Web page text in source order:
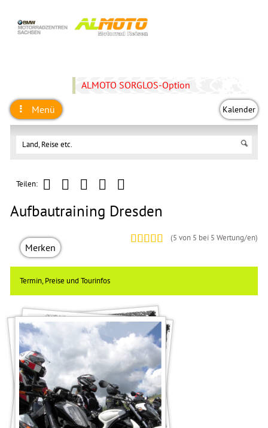
ALMOTO SORGLOS-Option
Menü Kalender
Teilen:
Aufbautraining Dresden
(5 von 5 bei 5 Wertung/en)
Merken
Termin, Preise und Tourinfos